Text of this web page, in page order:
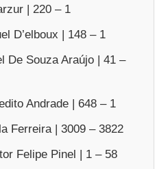
| 220 – 1
D’elboux | 148 – 1
De Souza Araújo | 41 –
Andrade | 648 – 1
Ferreira | 3009 – 3822
Felipe Pinel | 1 – 58